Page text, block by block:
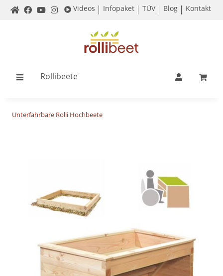
Videos Infopaket TÜV Blog Kontakt
Rollibeete
Unterfahrbare Rolli Hochbeete